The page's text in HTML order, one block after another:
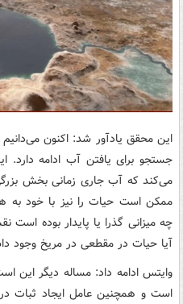
این محقق یادآور شد: اکنون
جستجو برای یافتن آب ادامه دارد.
می‌کند که آب جاری زمانی بخش
ممکن است حیات را نیز با خود به
چه میزانی گذرا یا پایدار بوده
آیا حیات در مقطعی در مریخ وجود
وایتس ادامه داد: مساله دیگر
است و همچنین عامل ایجاد ثبات